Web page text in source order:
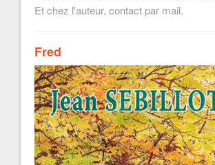
Et chez l'auteur, contact par mail.
Fred